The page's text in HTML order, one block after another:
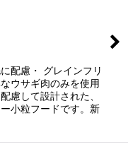
配慮・ グレインフリ
ウサギ肉のみを使用
慮して設計された、
小粒フードです。新